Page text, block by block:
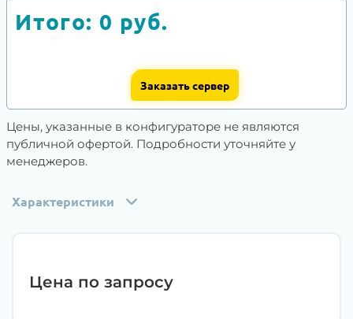
Итого: 0 руб.
Заказать сервер
Цены, указанные в конфигураторе не являются
публичной офертой. Подробности уточняйте у
менеджеров.
Характеристики
Цена по запросу